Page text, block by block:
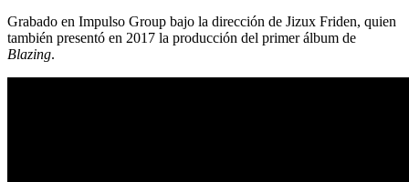
Grabado en Impulso Group bajo la dirección de Jizux Friden, quien
también presentó en 2017 la producción del primer álbum de
Blazing.